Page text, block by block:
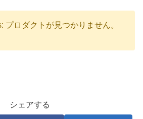
プロダクトが見つかりません。
シェアする